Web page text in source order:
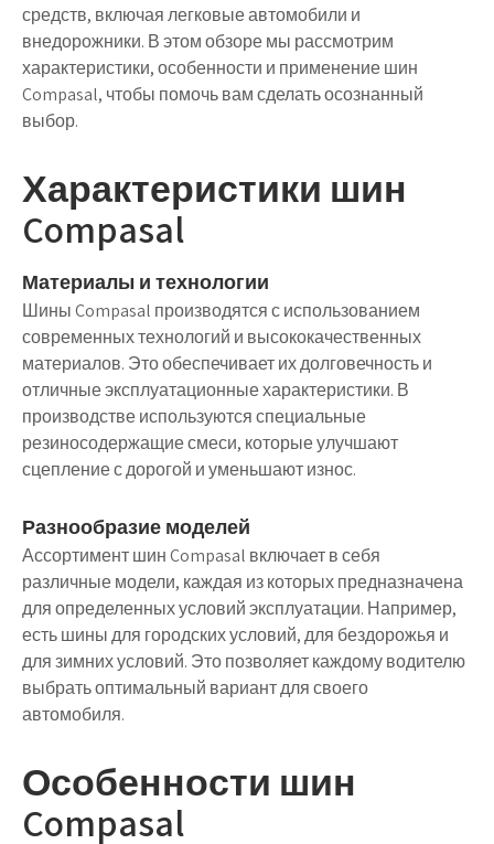
средств, включая легковые автомобили и
внедорожники. В этом обзоре мы рассмотрим
характеристики, особенности и применение шин
Compasal, чтобы помочь вам сделать осознанный
выбор.
Характеристики шин
Compasal
Материалы и технологии
Шины Compasal производятся с использованием
современных технологий и высококачественных
материалов. Это обеспечивает их долговечность и
отличные эксплуатационные характеристики. В
производстве используются специальные
резиносодержащие смеси, которые улучшают
сцепление с дорогой и уменьшают износ.
Разнообразие моделей
Ассортимент шин Compasal включает в себя
различные модели, каждая из которых предназначена
для определенных условий эксплуатации. Например,
есть шины для городских условий, для бездорожья и
для зимних условий. Это позволяет каждому водителю
выбрать оптимальный вариант для своего
автомобиля.
Особенности шин
Compasal